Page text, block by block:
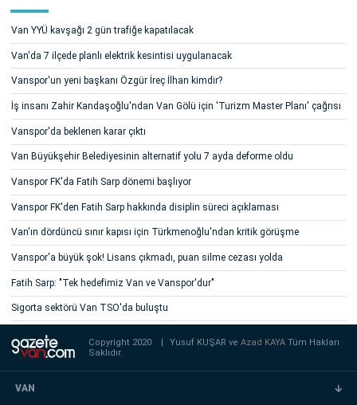
Van YYÜ kavşağı 2 gün trafiğe kapatılacak
Van'da 7 ilçede planlı elektrik kesintisi uygulanacak
Vanspor'un yeni başkanı Özgür İreç İlhan kimdir?
İş insanı Zahir Kandaşoğlu'ndan Van Gölü için 'Turizm Master Planı' çağrısı
Vanspor'da beklenen karar çıktı
Van Büyükşehir Belediyesinin alternatif yolu 7 ayda deforme oldu
Vanspor FK'da Fatih Sarp dönemi başlıyor
Vanspor FK'den Fatih Sarp hakkında disiplin süreci açıklaması
Van'ın dördüncü sınır kapısı için Türkmenoğlu'ndan kritik görüşme
Vanspor'a büyük şok! Lisans çıkmadı, puan silme cezası yolda
Fatih Sarp: "Tek hedefimiz Van ve Vanspor'dur"
Sigorta sektörü Van TSO'da buluştu
Copyright 2020 Yusuf KUŞAR veAzad KAYATüm Hakları
Saklıdır.
VAN